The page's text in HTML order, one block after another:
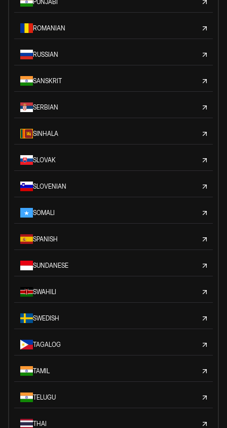
PUNJABI
ROMANIAN
RUSSIAN
SANSKRIT
SERBIAN
SINHALA
SLOVAK
SLOVENIAN
SOMALI
SPANISH
SUNDANESE
SWAHILI
SWEDISH
TAGALOG
TAMIL
TELUGU
THAI